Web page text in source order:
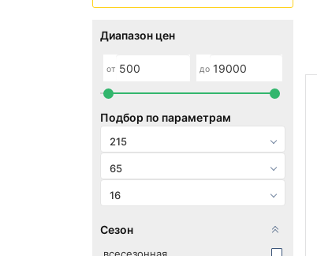
Диапазон цен
от до
Подбор по параметрам
215
65
16
Сезон